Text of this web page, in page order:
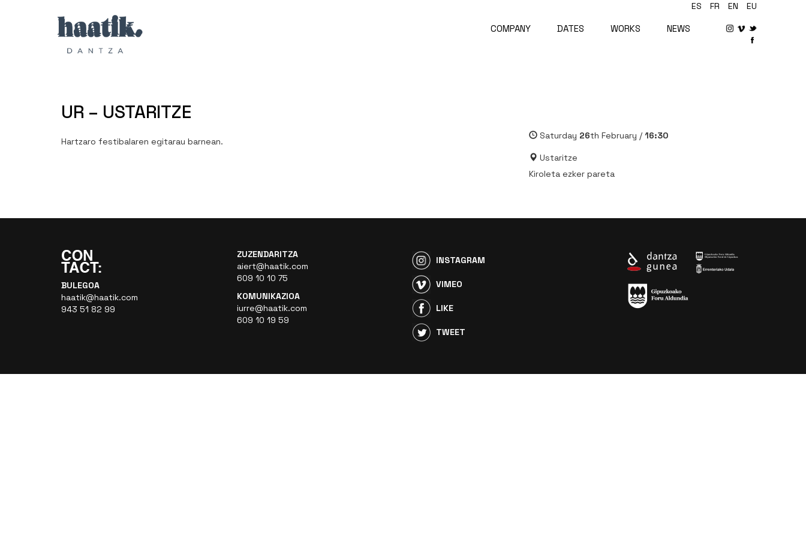
COMPANY DATES WORKS NEWS
ES FR EN EU
UR – USTARITZE
Hartzaro festibalaren egitarau barnean.
Saturday 26th February / 16:30
Ustaritze
Kiroleta ezker pareta
BULEGOA
haatik@haatik.com
943 51 82 99
ZUZENDARITZA
aiert@haatik.com
609 10 10 75
KOMUNIKAZIOA
iurre@haatik.com
609 10 19 59
INSTAGRAM
VIMEO
LIKE
TWEET